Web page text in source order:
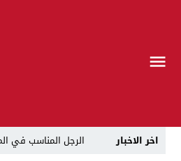
اخر الاخبار الرجل المناسب في